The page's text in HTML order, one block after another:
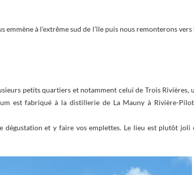
à l’extrême sud de l’île puis nous remonterons vers
petits quartiers et notamment celui de Trois Rivières,
est fabriqué à la distillerie de La Mauny à Rivière-
dégustation et y faire vos emplettes. Le lieu est plutôt joli